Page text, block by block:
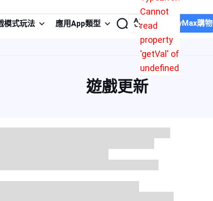
Cannot
read
property
'getVal' of
undefined
模式玩法 應用App類型 在JollyMax購物
遊戲更新